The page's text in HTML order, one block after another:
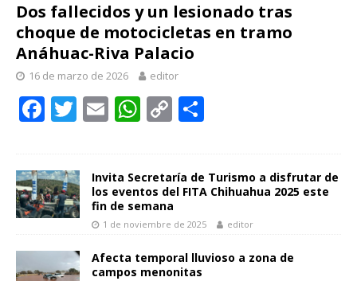
Dos fallecidos y un lesionado tras
choque de motocicletas en tramo
Anáhuac-Riva Palacio
16 de marzo de 2026 editor
F
b
o
k
T
er
E
l
W
s
A
p
p
C
y
Li
n
k
p
ti
r
Invita Secretaría de Turismo a disfrutar de
los eventos del FITA Chihuahua 2025 este
fin de semana
1 de noviembre de 2025 editor
Afecta temporal lluvioso a zona de
campos menonitas